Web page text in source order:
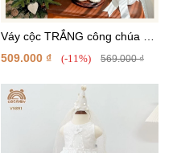
Váy cộc TRẮNG công chúa nơ
cổ "Moon Light"
509.000 ₫ (-11%) 569.000 ₫